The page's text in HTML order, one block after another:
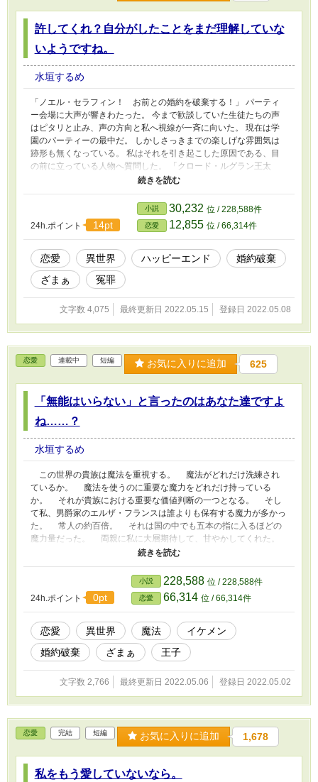
許してくれ？自分がしたことをまだ理解していな
いようですね。
水垣するめ
「ノエル・セラフィン！ お前との婚約を破棄する！」 パーティ
ー会場に大声が響きわたった。 今まで歓談していた生徒たちの声
はピタリと止み、声の方向と私へ視線が一斉に向いた。 現在は学
園のパーティーの最中だ。 しかしさっきまでの楽しげな雰囲気は
跡形も無くなっている。 私はそれを引き起こした原因である、目
の前に立っている人物へ質問した。 「クロード・ルグラン王太
子、一体これはどういうことですか……？」 目の前の人物は王太
クロードは眦を吊り上げ、私を罵倒した。 「どうもこうもあるか
この売女が！ 貴様！ 俺という婚約者がいながら不貞をはたらい
ていただろう！」 クロードは口からつばを飛ばし私を怒鳴りつけ
る。 もちろん冤罪だ。 私が不貞をはたらいていたことなどない。
しかしクロードは平民の男を連れてきて、浮気していたと嘘の証言
をさせた。 そしてクロードは言った。 「今、ここで靴を舐めろ。
そうしたら不貞のことは許してやる」
24h.ポイント 14pt
小説 30,232 位 / 228,588件
恋愛 12,855 位 / 66,314件
恋愛 異世界 ハッピーエンド
婚約破棄
ざまぁ
冤罪
文字数 4,075 最終更新日 2022.05.15 登録日 2022.05.08
恋愛 連載中 短編 お気に入りに追加 625
「無能はいらない」と言ったのはあなた達ですよ
ね……？
水垣するめ
この世界の貴族は魔法を重視する。 魔法がどれだけ洗練され
ているか。 魔法を使うのに重要な魔力をどれだけ持っている
か。 それが貴族における重要な価値判断の一つとなる。 そし
て私、男爵家のエルザ・フランスは誰よりも保有する魔力が多かっ
た。 常人の約百倍。 それは国の中でも五本の指に入るほどの
魔力量だった。 両親に私に大層期待して、甘やかしてくれた。
あれが欲しい、と言えば何でも買ってくれた程だ。 そしてそ
公爵家から縁談が来たのだ。 両親は即刻頷き、私は公爵家の
ジャン・ブルボンと婚約することになった。 両親は喜んだ。
これで公爵家とのパイプができて、かつ上流貴族にもなることがで
きる、と。 私は誇らしかった。 自分がこれほどまでに両親の
役に立っていることが。 そんな幸せの歯車が狂ったのは私が魔
法を習い始めた、十二歳の頃だった。 私は魔法が全く使えなか
ったのだ。 どの属性にも適正は無く、唯一使えたのは治癒魔法
れたが、治癒魔法だけしか使えずニ年が過ぎた頃から、両親の態度
が変化し始めた。 そしてジャンに「無能とは婚約できない」と
婚約を破棄されたことから、両親にも完全に見捨てられ、家から追
い出されることとなる。 しかし私には治癒魔法の才能があった
ようで……？
24h.ポイント 0pt
小説 228,588 位 / 228,588件
恋愛 66,314 位 / 66,314件
恋愛 異世界 魔法
イケメン
婚約破棄
ざまぁ 王子
文字数 2,766 最終更新日 2022.05.06 登録日 2022.05.02
恋愛 完結 短編 お気に入りに追加 1,678
私をもう愛していないなら。